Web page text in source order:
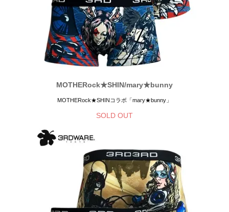
MOTHERock★SHIN/mary★bunny
MOTHERock★SHINコラボ「mary★bunny」
SOLD OUT